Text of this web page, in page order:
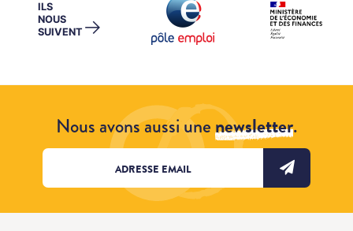
ILS
NOUS
SUIVENT →
Nous avons aussi unenewsletter.